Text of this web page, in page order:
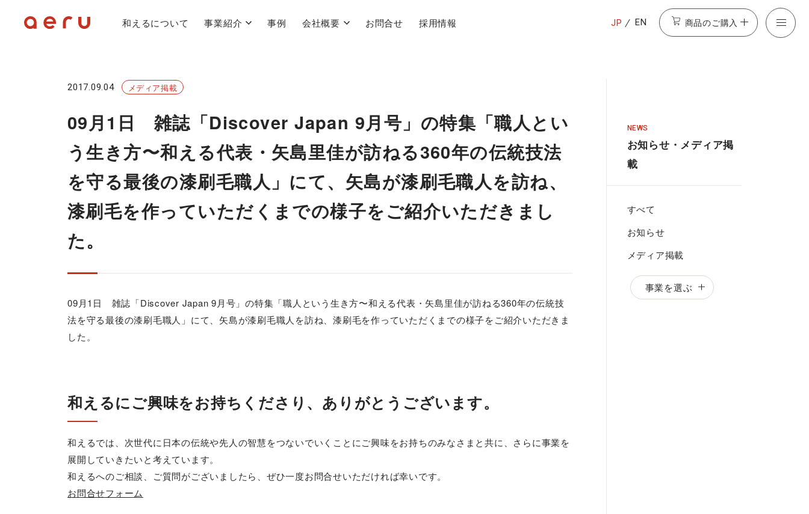
和えるについて 事業紹介 事例 会社概要 お問合せ 採用情報 JP EN 商品のご購入
2017.09.04 メディア掲載
09月1日 雑誌「Discover Japan 9月号」の特集「職人とい
う生き方〜和える代表・矢島里佳が訪ねる360年の伝統技法
を守る最後の漆刷毛職人」にて、矢島が漆刷毛職人を訪ね、
漆刷毛を作っていただくまでの様子をご紹介いただきまし
た。
09月1日 雑誌「Discover Japan 9月号」の特集「職人という生き方〜和える代表・矢島里佳が訪ねる360年の伝統技
法を守る最後の漆刷毛職人」にて、矢島が漆刷毛職人を訪ね、漆刷毛を作っていただくまでの様子をご紹介いただきま
した。
和えるにご興味をお持ちくださり、ありがとうございます。
和えるでは、次世代に日本の伝統や先人の智慧をつないでいくことにご興味をお持ちのみなさまと共に、さらに事業を
展開していきたいと考えています。
和えるへのご相談、ご質問がございましたら、ぜひ一度お問合せいただければ幸いです。
お問合せフォーム
NEWS
お知らせ・メディア掲
載
すべて
お知らせ
メディア掲載
事業を選ぶ